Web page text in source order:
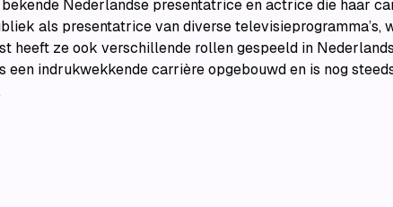
Nederlandse presentatrice en actrice die haar
als presentatrice van diverse televisieprogramma’s,
heeft ze ook verschillende rollen gespeeld in
een indrukwekkende carrière opgebouwd en is nog